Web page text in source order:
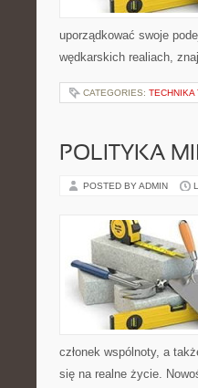
uporządkować swoje
wędkarskich realiach,
CATEGORIES: TECHNIKA
POLITYKA
POSTED BY ADMIN
członek wspólnoty, a
się na realne życie.